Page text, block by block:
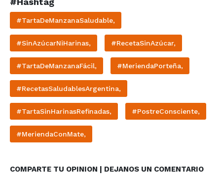
#TartaDeManzanaSaludable,
#SinAzúcarNiHarinas, #RecetaSinAzúcar,
#TartaDeManzanaFácil, #MeriendaPorteña,
#RecetasSaludablesArgentina,
#TartaSinHarinasRefinadas, #PostreConsciente,
#MeriendaConMate,
COMPARTE TU OPINION | DEJANOS UN COMENTARIO